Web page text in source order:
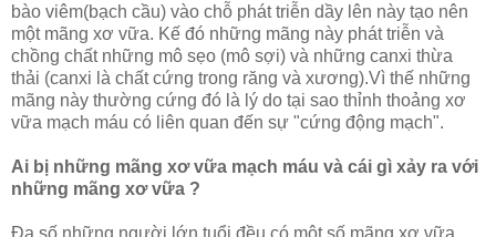
bào viêm(bạch cầu) vào chỗ phát triễn dầy lên này tạo nên
một mãng xơ vữa. Kế đó những mãng này phát triễn và
chồng chất những mô sẹo (mô sợi) và những canxi thừa
thải (canxi là chất cứng trong răng và xương).Vì thế những
mãng này thường cứng đó là lý do tại sao thỉnh thoảng xơ
vữa mạch máu có liên quan đến sự "cứng động mạch".
Ai bị những mãng xơ vữa mạch máu và cái gì xảy ra với
những mãng xơ vữa ?
Ða số những người lớn tuổi đều có một số mãng xơ vữa